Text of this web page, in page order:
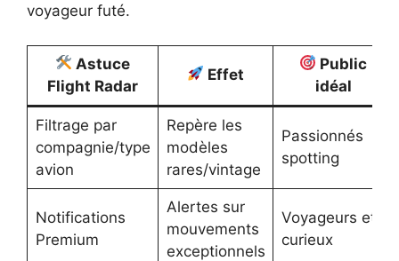
voyageur futé.
Astuce
Flight Radar
Effet
Public
idéal
Filtrage par
compagnie/type
avion
Repère les
modèles
rares/vintage
Passionnés
spotting
Notifications
Premium
Alertes sur
mouvements
exceptionnels
Voyageurs et
curieux